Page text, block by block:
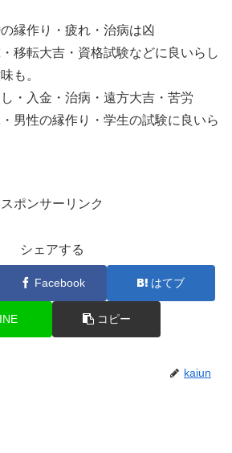
縁作り・疲れ・治病は凶
移転大吉・資格試験などに良いらし
も。
・入金・治病・遠方大吉・苦労
男性の縁作り・学生の試験に良いら
スポンサーリンク
シェアする
Facebook はてブ
コピー
kaiun